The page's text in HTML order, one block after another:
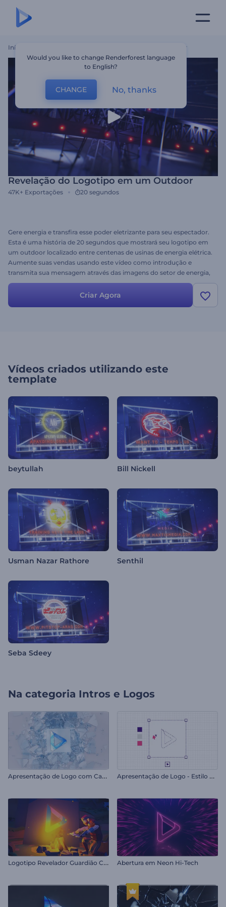
Início Revelação Do Logotipo Em Um Outdoor
Revelação do Logotipo em um Outdoor
47K+ Exportações 20 segundos
Gere energia e transfira esse poder eletrizante para seu espectador.
Esta é uma história de 20 segundos que mostrará seu logotipo em
um outdoor localizado entre centenas de usinas de energia elétrica.
Aumente suas vendas usando este vídeo como introdução e
transmita sua mensagem através das imagens do setor de energia,
eletricidade, usinas elétricas e mais. Experimente gratuitamente!
Criar Agora
Vídeos criados utilizando este
template
beytullah Bill Nickell
Usman Nazar Rathore Senthil
Seba Sdeey
Na categoria Intros e Logos
A
presentação de Logo com Cacos de Vidro A
presentação de Logo - Estilo Designer
L
ogotipo Revelador Guardião Corredor Abertura em Neon Hi-Tech
Would you like to change Renderforest language
to English?
CHANGE No, thanks